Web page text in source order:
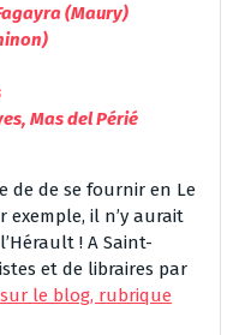
(Maury)
Mas del Périé
de de se fournir en Le
exemple, il n’y aurait
! A Saint-
et de libraires par
le blog, rubrique